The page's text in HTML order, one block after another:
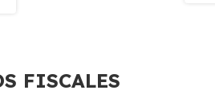
FISCALES